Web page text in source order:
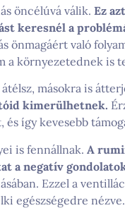
öncélúvá válik. Ez
keresnél a
önmagáért való
a környezetednek is
másokra is
kimerülhetnek.
így kevesebb
is fennállnak. A
a negatív
Ezzel a
egészségedre